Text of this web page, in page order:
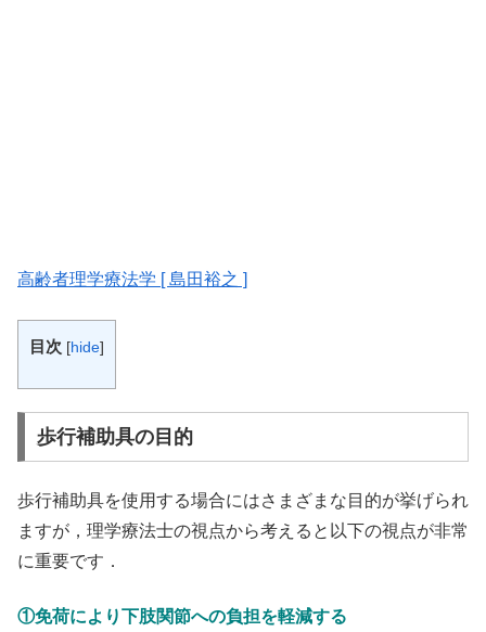
高齢者理学療法学 [ 島田裕之 ]
目次 [hide]
歩行補助具の目的
歩行補助具を使用する場合にはさまざまな目的が挙げられ
ますが，理学療法士の視点から考えると以下の視点が非常
に重要です．
①免荷により下肢関節への負担を軽減する